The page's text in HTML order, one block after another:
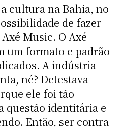
cultura na Bahia, no
de fazer
Music. O Axé
um formato e padrão
A indústria
né? Detestava
ele foi tão
questão identitária e
Então, ser contra